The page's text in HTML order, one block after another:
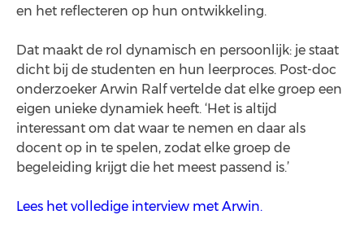
en het reflecteren op hun ontwikkeling.
Dat maakt de rol dynamisch en persoonlijk: je staat
dicht bij de studenten en hun leerproces. Post-doc
onderzoeker Arwin Ralf vertelde dat elke groep een
eigen unieke dynamiek heeft. ‘Het is altijd
interessant om dat waar te nemen en daar als
docent op in te spelen, zodat elke groep de
begeleiding krijgt die het meest passend is.’
Lees het volledige interview met Arwin.